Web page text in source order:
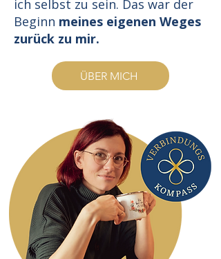
ich selbst zu sein. Das war der
Beginn meines eigenen Weges
zurück zu mir.
ÜBER MICH